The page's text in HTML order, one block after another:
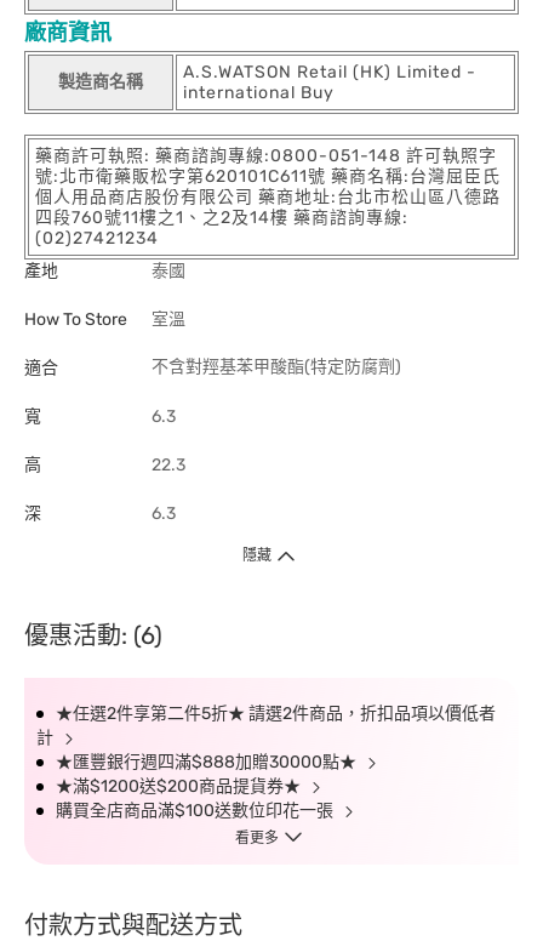
廠商資訊
製造商名稱
A.S.WATSON Retail (HK) Limited -
international Buy
藥商許可執照: 藥商諮詢專線:0800-051-148 許可執照字
號:北市衛藥販松字第620101C611號 藥商名稱:台灣屈臣氏
個人用品商店股份有限公司 藥商地址:台北市松山區八德路
四段760號11樓之1、之2及14樓 藥商諮詢專線:
(02)27421234
產地
泰國
How To Store 室溫
適合 不含對羥基苯甲酸酯(特定防腐劑)
寬 6.3
高 22.3
深 6.3
隱藏
優惠活動: (6)
★任選2件享第二件5折★ 請選2件商品，折扣品項以價低者
計
★匯豐銀行週四滿$888加贈30000點★
★滿$1200送$200商品提貨券★
購買全店商品滿$100送數位印花一張
看更多
付款方式與配送方式